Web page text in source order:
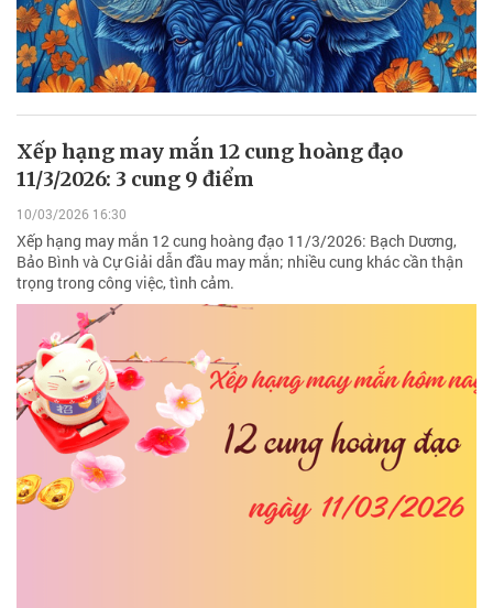
Xếp hạng may mắn 12 cung hoàng đạo
11/3/2026: 3 cung 9 điểm
10/03/2026 16:30
Xếp hạng may mắn 12 cung hoàng đạo 11/3/2026: Bạch Dương,
Bảo Bình và Cự Giải dẫn đầu may mắn; nhiều cung khác cần thận
trọng trong công việc, tình cảm.